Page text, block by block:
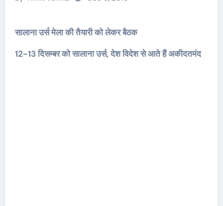
सालाना उर्स मेला की तैयारी को लेकर बैठक
12-13 दिसम्बर को सालाना उर्स, देश विदेश से आते हैं अकीदतमंद